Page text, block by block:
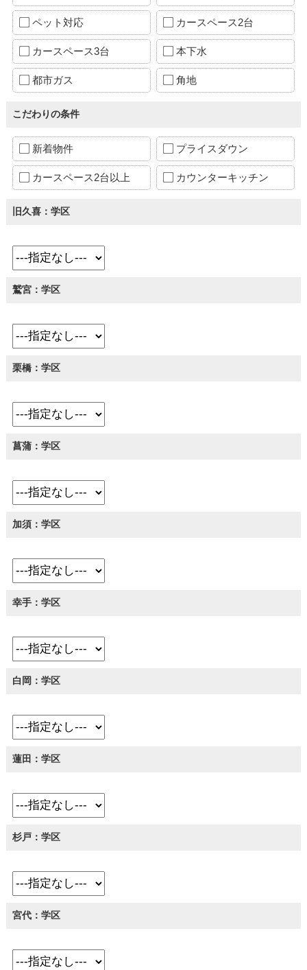
ペット対応 カースペース2台
カースペース3台 本下水
都市ガス 角地
こだわりの条件
新着物件 プライスダウン
カースペース2台以上 カウンターキッチン
旧久喜：学区
鷲宮：学区
栗橋：学区
菖蒲：学区
加須：学区
幸手：学区
白岡：学区
蓮田：学区
杉戸：学区
宮代：学区